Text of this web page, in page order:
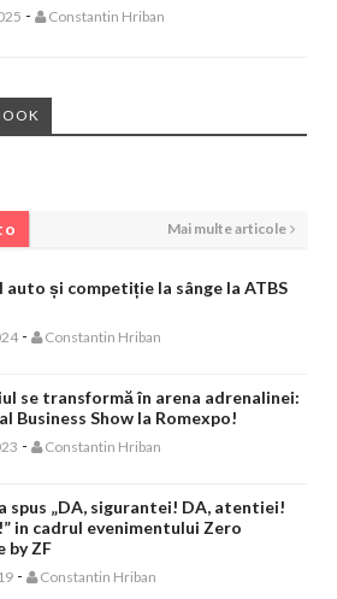
- Constantin Hriban
Mai multe articole
auto și competiție la sânge la ATBS
- Constantin Hriban
se transformă în arena adrenalinei:
Business Show la Romexpo!
- Constantin Hriban
spus „DA, sigurantei! DA, atentiei!
in cadrul evenimentului Zero
by ZF
- Constantin Hriban